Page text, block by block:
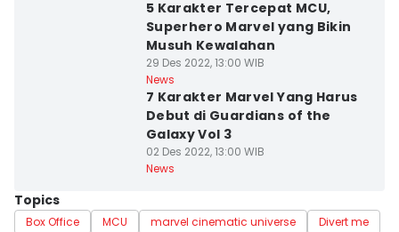
5 Karakter Tercepat MCU,
Superhero Marvel yang Bikin
Musuh Kewalahan
29 Des 2022, 13:00 WIB
News
7 Karakter Marvel Yang Harus
Debut di Guardians of the
Galaxy Vol 3
02 Des 2022, 13:00 WIB
News
Topics
Box Office MCU marvel cinematic universe Divert me